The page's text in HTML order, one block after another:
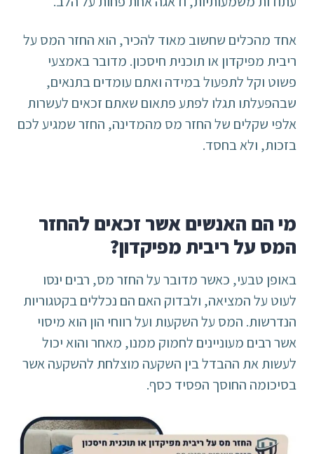
אחד מהכלים שחשוב מאוד להכיר, הוא החזר המס על
ריבית מפיקדון או תוכנית חיסכון. מדובר באמצעי
פשוט וקל לתפעול במידה ואתם עומדים בתנאים,
שבהפעלתו תגלו לפתע פתאום שאתם זכאים לעשרות
אלפי שקלים של החזר מס מהמדינה, החזר שמגיע לכם
בזכות, ולא בחסד.
מי הם האנשים אשר זכאים להחזר
המס על ריבית מפיקדון?
באופן טבעי, כאשר מדובר על החזר מס, רבים ינסו
לעוט על המציאה, ולבדוק האם הם נכללים בקטגוריות
הנדרשות. המס על השקעות ועל רווחי הון הוא מיסוי
אשר רבים מעוניינים לחמוק ממנו, מאחר והוא יכול
לעשות את ההבדל בין השקעה מוצלחת להשקעה אשר
בסיכומה החוסך הפסיד כסף.